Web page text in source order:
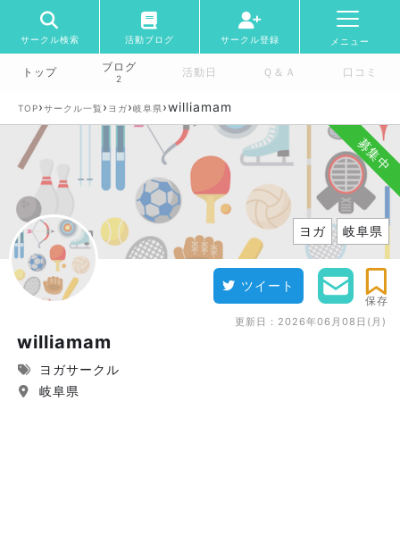
サークル検索 活動ブログ サークル登録 メニュー
トップ ブログ
2 活動日 Ｑ＆Ａ 口コミ
TOP›サークル一覧 › ヨガ›岐阜県›williamam
募集中
ヨガ 岐阜県
ツイート
保存
更新日： 2026年06月08日(月)
williamam
ヨガサークル
岐阜県